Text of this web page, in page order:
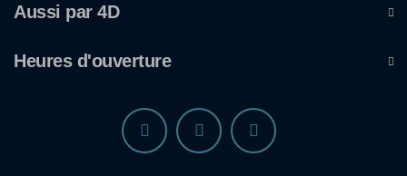
Aussi par 4D
Heures d'ouverture